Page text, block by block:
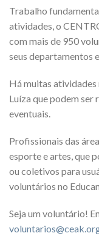
Trabalho
atividades, o
com mais de 950
seus departamentos
Há muitas
Luíza que podem
eventuais.
Profissionais das
esporte e artes, que
ou coletivos para
voluntários no
Seja um voluntário!